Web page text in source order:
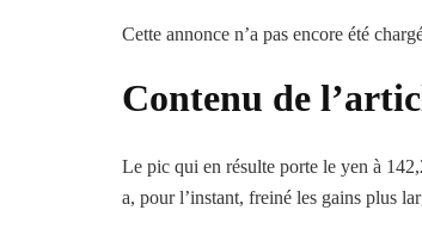
Cette annonce n’a pas encore été
Contenu de
Le pic qui en résulte porte le yen à
a, pour l’instant, freiné les gains plus